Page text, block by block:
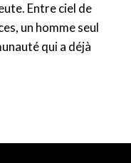
Entre ciel de
un homme seul
qui a déjà